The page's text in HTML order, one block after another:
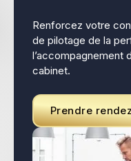
Renforcez votre
de pilotage de la
l’accompagnement
cabinet.
Prendre